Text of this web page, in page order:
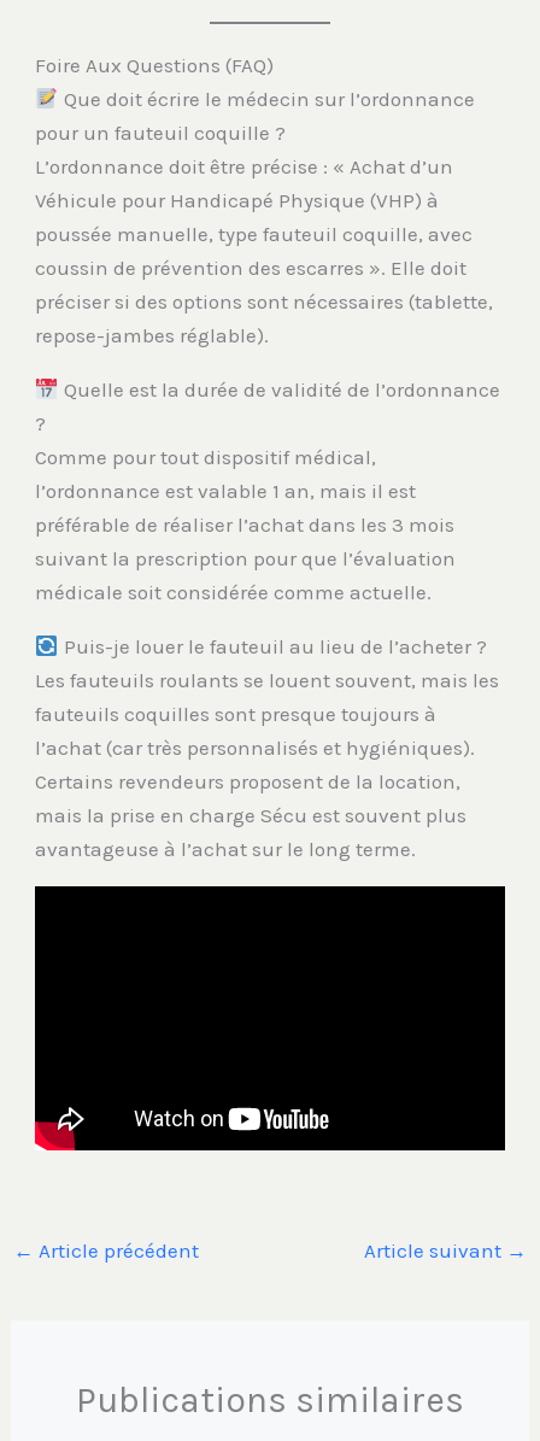
Foire Aux Questions (FAQ)
Que doit écrire le médecin sur l’ordonnance
pour un fauteuil coquille ?
L’ordonnance doit être précise : « Achat d’un
Véhicule pour Handicapé Physique (VHP) à
poussée manuelle, type fauteuil coquille, avec
coussin de prévention des escarres ». Elle doit
préciser si des options sont nécessaires (tablette,
repose-jambes réglable).
Quelle est la durée de validité de l’ordonnance
?
Comme pour tout dispositif médical,
l’ordonnance est valable 1 an, mais il est
préférable de réaliser l’achat dans les 3 mois
suivant la prescription pour que l’évaluation
médicale soit considérée comme actuelle.
Puis-je louer le fauteuil au lieu de l’acheter ?
Les fauteuils roulants se louent souvent, mais les
fauteuils coquilles sont presque toujours à
l’achat (car très personnalisés et hygiéniques).
Certains revendeurs proposent de la location,
mais la prise en charge Sécu est souvent plus
avantageuse à l’achat sur le long terme.
← Article précédent Article suivant →
Publications similaires